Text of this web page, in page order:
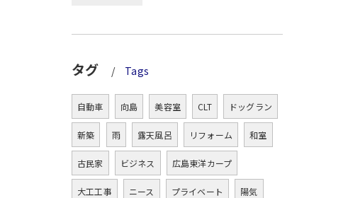
タグ Tags
自動車 向島 美容室 CLT ドッグラン
新築 雨 露天風呂 リフォーム 和室
古民家 ビジネス 広島東洋カープ
大工工事 ニース プライベート 陽気